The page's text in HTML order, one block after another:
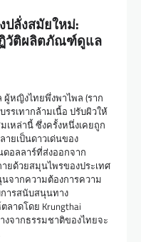
ลั่งสมัยใหม่:
วัติผลิตภัณฑ์ดูแล
หญิงไทยพึ่งพาไพล (ราก
รเทากล้ามเนื้อ ปรับผิวให้
เหล่านี้ ซึ่งครั้งหนึ่งเคยถูก
ยเป็นดาวเด่นของ
อลลาร์ที่ส่งออกจาก
ยด้วยสมุนไพรของประเทศ
จากความต้องการความ
ารสนับสนุนทาง
ลาดโดย Krungthai
งจากธรรมชาติของไทยจะ